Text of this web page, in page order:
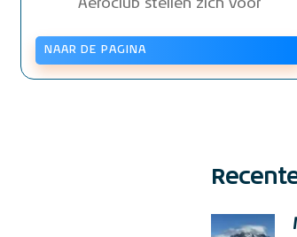
Aeroclub stellen zich voor
NAAR DE PAGINA